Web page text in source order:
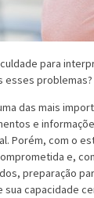
para
esses problemas?
das mais
e
Porém, com o
e,
preparação
capacidade